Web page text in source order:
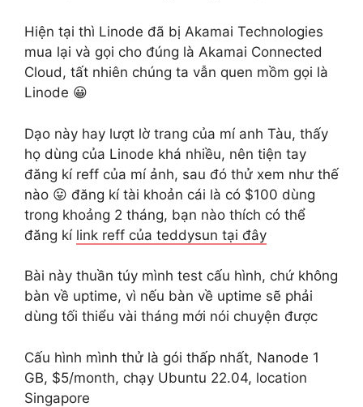
Hiện tại thì Linode đã bị Akamai Technologies
mua lại và gọi cho đúng là Akamai Connected
Cloud, tất nhiên chúng ta vẫn quen mồm gọi là
Linode 😀
Dạo này hay lượt lờ trang của mí anh Tàu, thấy
họ dùng của Linode khá nhiều, nên tiện tay
đăng kí reff của mí ảnh, sau đó thử xem như thế
nào 😛 đăng kí tài khoản cái là có $100 dùng
trong khoảng 2 tháng, bạn nào thích có thể
đăng kí link reff của teddysun tại đây
Bài này thuần túy mình test cấu hình, chứ không
bàn về uptime, vì nếu bàn về uptime sẽ phải
dùng tối thiểu vài tháng mới nói chuyện được
Cấu hình mình thử là gói thấp nhất, Nanode 1
GB, $5/month, chạy Ubuntu 22.04, location
Singapore